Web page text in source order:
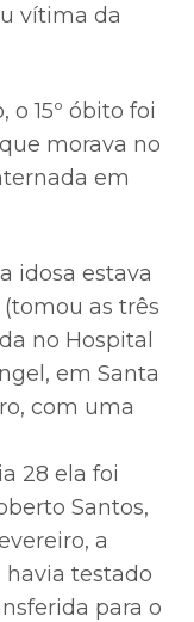
vítima da
15º óbito foi
morava no
em
idosa estava
as três
no Hospital
em Santa
com uma
28 ela foi
Santos,
a
testado
para o